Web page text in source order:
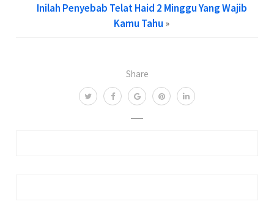
Share
Inilah Penyebab Telat Haid 2 Minggu Yang Wajib
Kamu Tahu »